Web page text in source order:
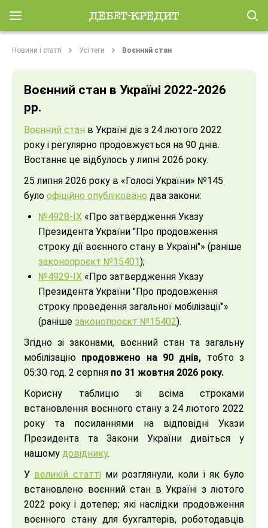
Новини і статті Усі теги Воєнний стан
Воєнний стан в Україні 2022-2026
рр.
Воєнний стан в Україні діє з 24 лютого 2022
року і регулярно продовжується на 90 днів.
Востаннє це відбулось у липні 2026 року.
25 липня 2026 року в «Голосі України» №145
було офіційно опубліковано два закони:
№4928-ІХ «Про затвердження Указу
Президента України "Про продовження
строку дії воєнного стану в Україні"» (раніше
законопроєкт №15401);
№4929-ІХ «Про затвердження Указу
Президента України "Про продовження
строку проведення загальної мобілізації"»
(раніше законопроєкт №15402).
Згідно зі законами, воєнний стан та загальну
мобілізацію продовжено на 90 днів, тобто з
05:30 год. 2 серпня по 31 жовтня 2026 року.
Корисну таблицю зі всіма строками
встановлення воєнного стану з 24 лютого 2022
року та посиланнями на відповідні Укази
Президента та Закони України дивіться у
нашому довіднику.
У великій статті ми розглянули, коли і як було
встановлено воєнний стан в Україні з лютого
2022 року і дотепер; які наслідки продовження
воєнного стану для бухгалтерів, роботодавців